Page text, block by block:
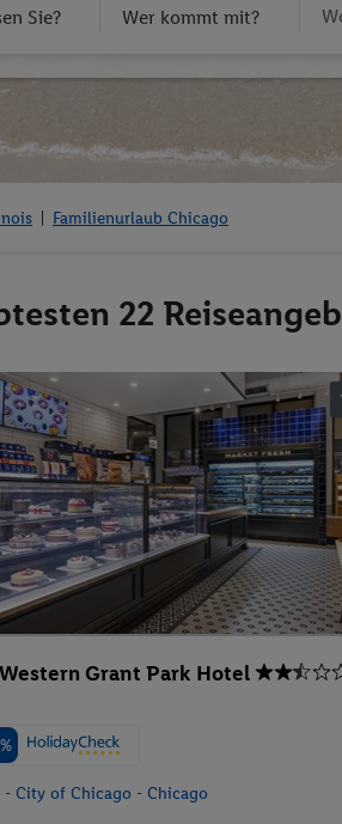
Sie? Wer kommt mit?
Familienurlaub Chicago
22
Grant Park Hotel
- City of Chicago - Chicago